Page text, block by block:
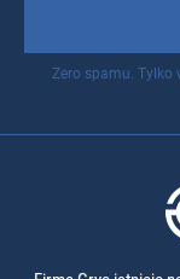
Zero spamu. Tylko